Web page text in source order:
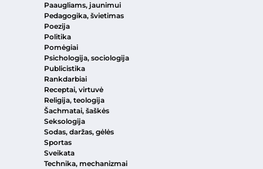
Paaugliams, jaunimui
Pedagogika, švietimas
Poezija
Politika
Pomėgiai
Psichologija, sociologija
Publicistika
Rankdarbiai
Receptai, virtuvė
Religija, teologija
Šachmatai, šaškės
Seksologija
Sodas, daržas, gėlės
Sportas
Sveikata
Technika, mechanizmai